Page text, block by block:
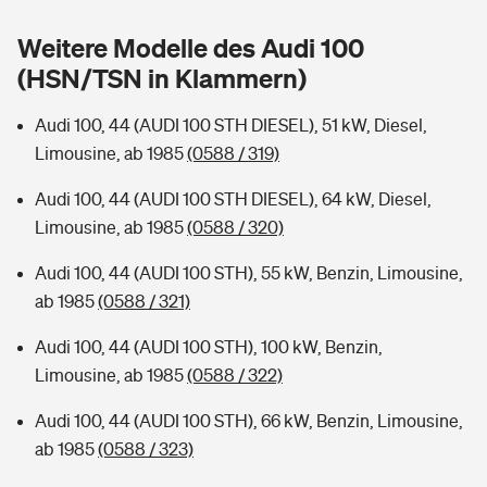
Hochwasser-Check: Wie gefährdet ist Ihr Haus?
Sie haben Fragen?
Private Cyberversicherung
Zur Übersicht
Kinderunfall-Check: Mehr Sicherheit für deine Kids
Typklassen: So ist Ihr Auto eingestuft
Sie haben Fragen?
Rentenrechner: Wie viel Geld bekomme ich im Alter?
Weitere Modelle des Audi 100
(HSN/TSN in Klammern)
Audi 100, 44 (AUDI 100 STH DIESEL), 51 kW, Diesel,
Limousine, ab 1985(0588 / 319)
Audi 100, 44 (AUDI 100 STH DIESEL), 64 kW, Diesel,
Limousine, ab 1985(0588 / 320)
Audi 100, 44 (AUDI 100 STH), 55 kW, Benzin, Limousine,
ab 1985(0588 / 321)
Audi 100, 44 (AUDI 100 STH), 100 kW, Benzin,
Limousine, ab 1985(0588 / 322)
Audi 100, 44 (AUDI 100 STH), 66 kW, Benzin, Limousine,
ab 1985(0588 / 323)